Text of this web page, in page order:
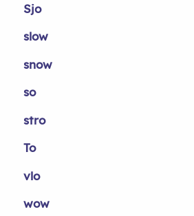
Sjo
slow
snow
so
stro
To
vlo
wow